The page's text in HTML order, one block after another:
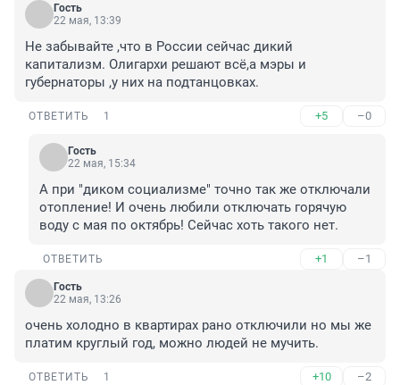
Гость
22 мая, 13:39
Не забывайте ,что в России сейчас дикий
капитализм. Олигархи решают всё,а мэры и
губернаторы ,у них на подтанцовках.
ОТВЕТИТЬ 1 +5 –0
Гость
22 мая, 15:34
А при "диком социализме" точно так же отключали
отопление! И очень любили отключать горячую
воду с мая по октябрь! Сейчас хоть такого нет.
ОТВЕТИТЬ +1 –1
Гость
22 мая, 13:26
очень холодно в квартирах рано отключили но мы же
платим круглый год, можно людей не мучить.
ОТВЕТИТЬ 1 +10 –2